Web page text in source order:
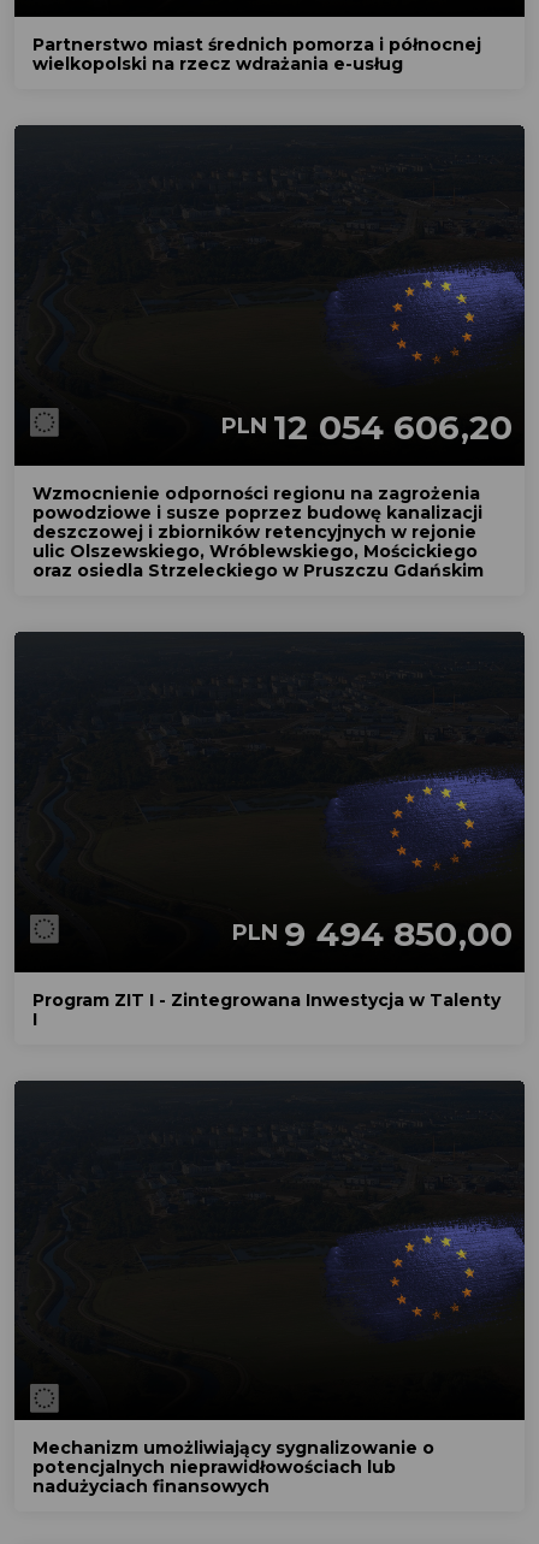
Partnerstwo miast średnich pomorza i północnej
wielkopolski na rzecz wdrażania e-usług
PLN 12 054 606,20
Wzmocnienie odporności regionu na zagrożenia
powodziowe i susze poprzez budowę kanalizacji
deszczowej i zbiorników retencyjnych w rejonie
ulic Olszewskiego, Wróblewskiego, Mościckiego
oraz osiedla Strzeleckiego w Pruszczu Gdańskim
PLN 9 494 850,00
Program ZIT I - Zintegrowana Inwestycja w Talenty
I
Mechanizm umożliwiający sygnalizowanie o
potencjalnych nieprawidłowościach lub
nadużyciach finansowych